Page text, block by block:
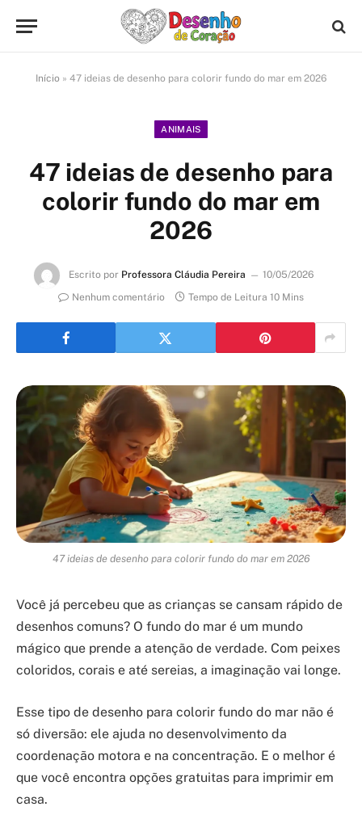
Início » 47 ideias de desenho para colorir fundo do mar em 2026
ANIMAIS
47 ideias de desenho para
colorir fundo do mar em
2026
Escrito por Professora Cláudia Pereira
10/05/2026
Nenhum comentário
Tempo de Leitura 10 Mins
47 ideias de desenho para colorir fundo do mar em 2026
Você já percebeu que as crianças se cansam rápido de
desenhos comuns? O fundo do mar é um mundo
mágico que prende a atenção de verdade. Com peixes
coloridos, corais e até sereias, a imaginação vai longe.
Esse tipo de desenho para colorir fundo do mar não é
só diversão: ele ajuda no desenvolvimento da
coordenação motora e na concentração. E o melhor é
que você encontra opções gratuitas para imprimir em
casa.